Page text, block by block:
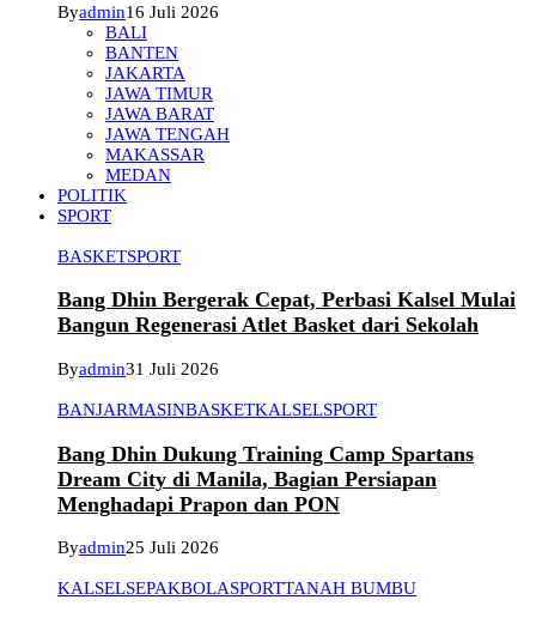
Byadmin16 Juli 2026
BALI
BANTEN
JAKARTA
JAWA TIMUR
JAWA BARAT
JAWA TENGAH
MAKASSAR
MEDAN
POLITIK
SPORT
BASKETSPORT
Bang Dhin Bergerak Cepat, Perbasi Kalsel Mulai
Bangun Regenerasi Atlet Basket dari Sekolah
Byadmin31 Juli 2026
BANJARMASINBASKETKALSELSPORT
Bang Dhin Dukung Training Camp Spartans
Dream City di Manila, Bagian Persiapan
Menghadapi Prapon dan PON
Byadmin25 Juli 2026
KALSELSEPAKBOLASPORTTANAH BUMBU